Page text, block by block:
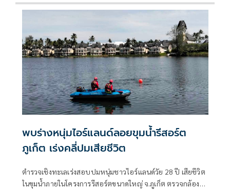
พบร่างหนุ่มไอร์แลนด์ลอยขุมน้ำรีสอร์ต
ภูเก็ต เร่งคลี่ปมเสียชีวิต
ตำรวจเชิงทะเลเร่งสอบปมหนุ่มชาวไอร์แลนด์วัย 28 ปี เสียชีวิต
ในขุมน้ำภายในโครงการรีสอร์ตขนาดใหญ่ จ.ภูเก็ต ตรวจกล้อง